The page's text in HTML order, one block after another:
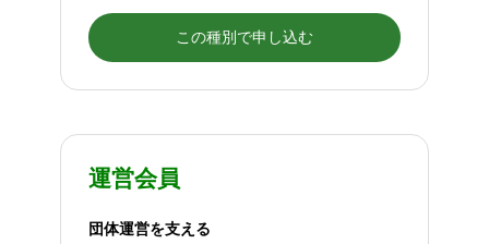
この種別で申し込む
運営会員
団体運営を支える